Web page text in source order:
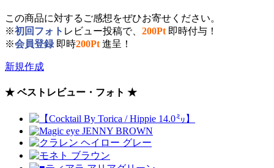
この商品に対するご感想をぜひお寄せください。
※初回フォト レビュー投稿で、 200Pt 即時付与！
※会員登録 即時200Pt 進呈！
新規作成
★ ベストレビュー・フォト ★